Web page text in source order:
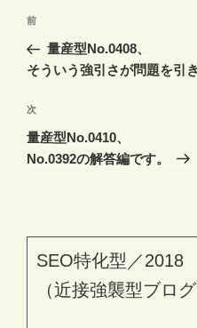
投
ナ
ゲ
ー
シ
前
の
投
前
量産型No.0408、
そういう強引さが問題を引
次
の
投
次
量産型No.0410、
No.0392の解答編です。
SEO特化型／2018
（近接強襲型ブログ